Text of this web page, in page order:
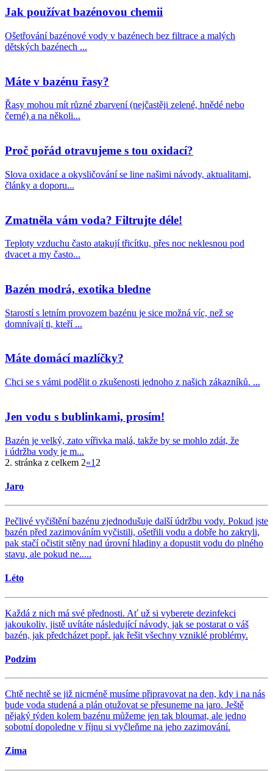
Jak používat bazénovou chemii
Ošetřování bazénové vody v bazénech bez filtrace a malých
dětských bazénech ...
Máte v bazénu řasy?
Řasy mohou mít různé zbarvení (nejčastěji zelené, hnědé nebo
černé) a na několi...
Proč pořád otravujeme s tou oxidací?
Slova oxidace a okysličování se line našimi návody, aktualitami,
články a doporu...
Zmatněla vám voda? Filtrujte déle!
Teploty vzduchu často atakují třicítku, přes noc neklesnou pod
dvacet a my často...
Bazén modrá, exotika bledne
Starostí s letním provozem bazénu je sice možná víc, než se
domnívají ti, kteří ...
Máte domácí mazlíčky?
Chci se s vámi podělit o zkušenosti jednoho z našich zákazníků. ...
Jen vodu s bublinkami, prosím!
Bazén je velký, zato vířivka malá, takže by se mohlo zdát, že
i údržba vody je m...
2. stránka z celkem 2«1 2
Jaro
Pečlivé vyčištění bazénu zjednodušuje další údržbu vody. Pokud jste
bazén před zazimováním vyčistili, ošetřili vodu a dobře ho zakryli,
pak stačí očistit stěny nad úrovní hladiny a dopustit vodu do plného
stavu, ale pokud ne.....
Léto
Každá z nich má své přednosti. Ať už si vyberete dezinfekci
jakoukoliv, jistě uvítáte následující návody, jak se postarat o váš
bazén, jak předcházet popř. jak řešit všechny vzniklé problémy.
Podzim
Chtě nechtě se již nicméně musíme připravovat na den, kdy i na nás
bude voda studená a plán otužovat se přesuneme na jaro. Ještě
nějaký týden kolem bazénu můžeme jen tak bloumat, ale jedno
sobotní dopoledne v říjnu si vyčleňme na jeho zazimování.
Zima